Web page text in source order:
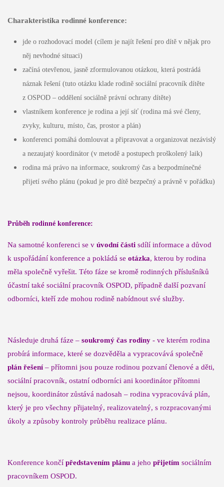
Charakteristika rodinné konference:
jde o rozhodovací model (cílem je najít řešení pro dítě v nějak pro
něj nevhodné situaci)
začíná otevřenou, jasně zformulovanou otázkou, která postrádá
náznak řešení (tuto otázku klade rodině sociální pracovník dítěte
z OSPOD – oddělení sociálně právní ochrany dítěte)
vlastníkem konference je rodina a její síť (rodina má své členy,
zvyky, kulturu, místo, čas, prostor a plán)
konferenci pomáhá domlouvat a připravovat a organizovat nezávislý
a nezaujatý koordinátor (v metodě a postupech proškolený laik)
rodina má právo na informace, soukromý čas a bezpodmínečné
přijetí svého plánu (pokud je pro dítě bezpečný a právně v pořádku)
Průběh rodinné konference:
Na samotné konferenci se v úvodní částisdílí informace a důvod
k uspořádání konference a pokládá se otázka, kterou by rodina
měla společně vyřešit. Této fáze se kromě rodinných příslušníků
účastní také sociální pracovník OSPOD, případně další pozvaní
odborníci, kteří zde mohou rodině nabídnout své služby.
Následuje druhá fáze – soukromý čas rodiny- ve kterém rodina
probírá informace, které se dozvěděla a vypracovává společně
plán řešení– přítomni jsou pouze rodinou pozvaní členové a děti,
sociální pracovník, ostatní odborníci ani koordinátor přítomni
nejsou, koordinátor zůstává nadosah – rodina vypracovává plán,
který je pro všechny přijatelný, realizovatelný, s rozpracovanými
úkoly a způsoby kontroly průběhu realizace plánu.
Konference končí představením plánua jeho přijetím sociálním
pracovníkem OSPOD.